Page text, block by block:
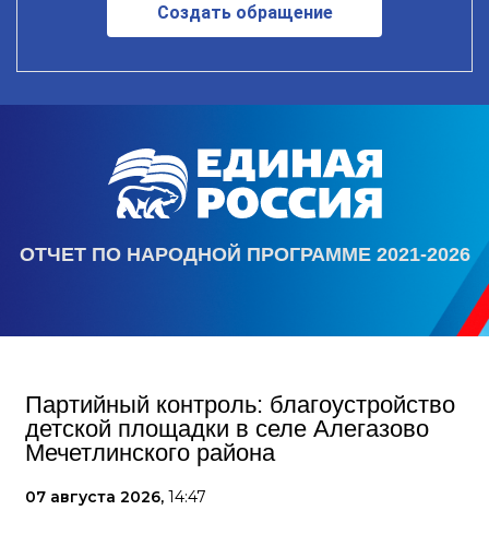
Создать обращение
ОТЧЕТ ПО НАРОДНОЙ ПРОГРАММЕ 2021-2026
Партийный контроль: благоустройство
детской площадки в селе Алегазово
Мечетлинского района
07 августа 2026, 14:47